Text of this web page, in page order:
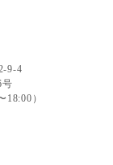
9-4
号
）